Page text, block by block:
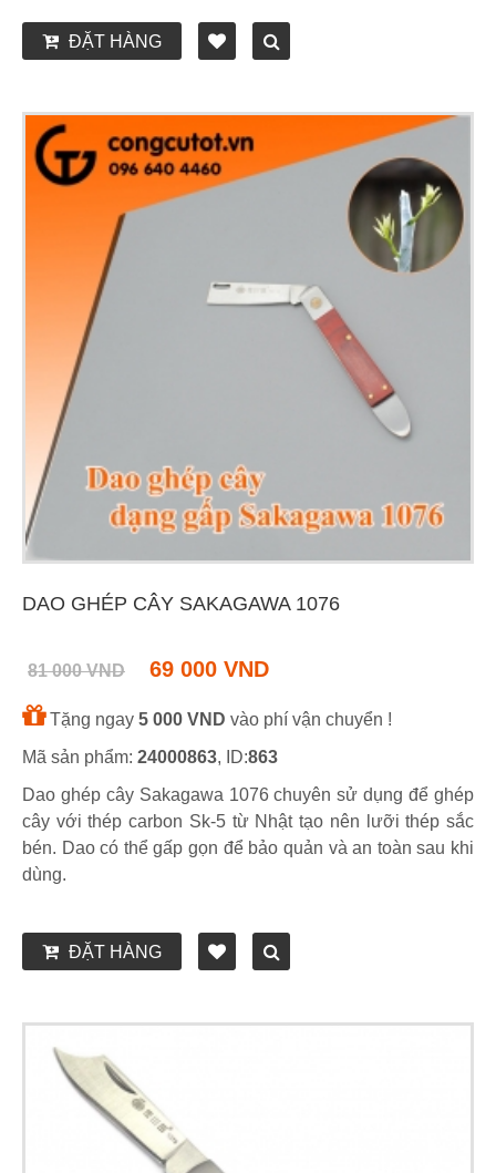
ĐẶT HÀNG
DAO GHÉP CÂY SAKAGAWA 1076
81 000 VND 69 000 VND
Tặng ngay 5 000 VND vào phí vận chuyển !
Mã sản phẩm: 24000863, ID:863
Dao ghép cây Sakagawa 1076 chuyên sử dụng để ghép
cây với thép carbon Sk-5 từ Nhật tạo nên lưỡi thép sắc
bén. Dao có thể gấp gọn để bảo quản và an toàn sau khi
dùng.
ĐẶT HÀNG